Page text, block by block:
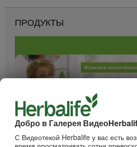
Добро в Галерея
С Видеотекой Herbalife у вас есть
ПРОДУКТЫ